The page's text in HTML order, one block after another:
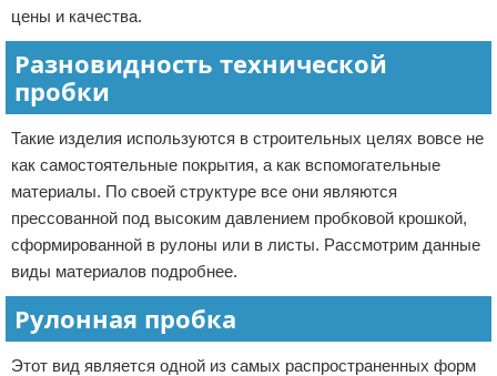
цены и качества.
Разновидность технической
пробки
Такие изделия используются в строительных целях вовсе не
как самостоятельные покрытия, а как вспомогательные
материалы. По своей структуре все они являются
прессованной под высоким давлением пробковой крошкой,
сформированной в рулоны или в листы. Рассмотрим данные
виды материалов подробнее.
Рулонная пробка
Этот вид является одной из самых распространенных форм